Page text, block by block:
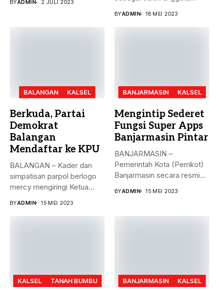
BYADMIN 2 JULI 2023
BYADMIN 18 MEI 2023
BALANGAN KALSEL
Berkuda, Partai
Demokrat
Balangan
Mendaftar ke KPU
BALANGAN – Kader dan
simpatisan parpol berlogo
mercy mengiringi Ketua
BYADMIN 15 MEI 2023
BANJARMASIN KALSEL
Mengintip Sederet
Fungsi Super Apps
Banjarmasin Pintar
BANJARMASIN –
Pemerintah Kota (Pemkot)
Banjarmasin secara resmi
BYADMIN 15 MEI 2023
KALSEL TANAH BUMBU BANJARMASIN KALSEL